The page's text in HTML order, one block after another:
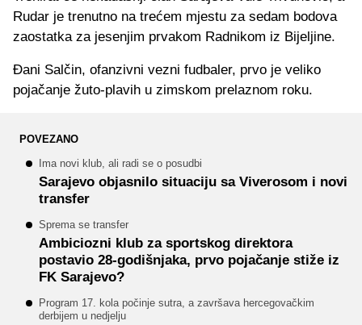
Rudar je trenutno na trećem mjestu za sedam bodova
zaostatka za jesenjim prvakom Radnikom iz Bijeljine.
Đani Salčin, ofanzivni vezni fudbaler, prvo je veliko
pojačanje žuto-plavih u zimskom prelaznom roku.
POVEZANO
Ima novi klub, ali radi se o posudbi
Sarajevo objasnilo situaciju sa Viverosom i novi
transfer
Sprema se transfer
Ambiciozni klub za sportskog direktora
postavio 28-godišnjaka, prvo pojačanje stiže iz
FK Sarajevo?
Program 17. kola počinje sutra, a završava hercegovačkim
derbijem u nedjelju